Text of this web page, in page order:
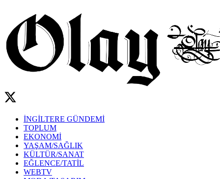
İNGİLTERE GÜNDEMİ
TOPLUM
EKONOMİ
YAŞAM/SAĞLIK
KÜLTÜR/SANAT
EĞLENCE/TATİL
WEBTV